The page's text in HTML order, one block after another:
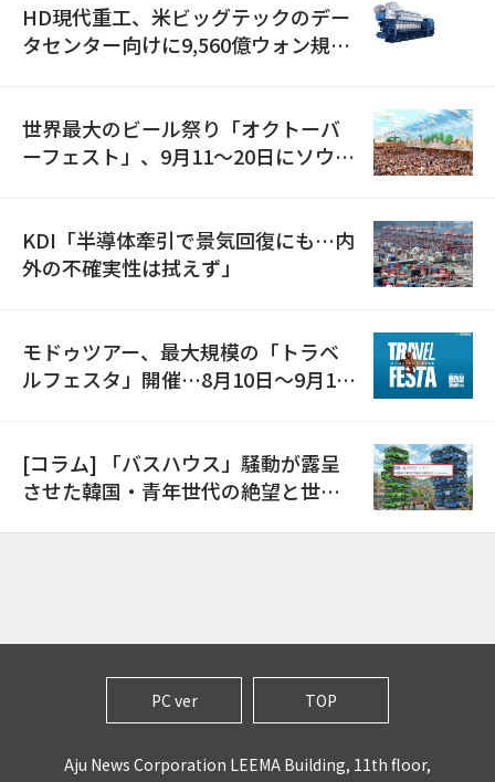
HD現代重工、米ビッグテックのデー
タセンター向けに9,560億ウォン規模
世界最大のビール祭り「オクトーバ
ーフェスト」、9月11〜20日にソウル
KDI「半導体牽引で景気回復にも…内
外の不確実性は拭えず」
モドゥツアー、最大規模の「トラベ
ルフェスタ」開催…8月10日～9月11
[コラム] 「バスハウス」騒動が露呈
させた韓国・青年世代の絶望と世代
PC ver TOP
Aju News Corporation LEEMA Building, 11th floor,